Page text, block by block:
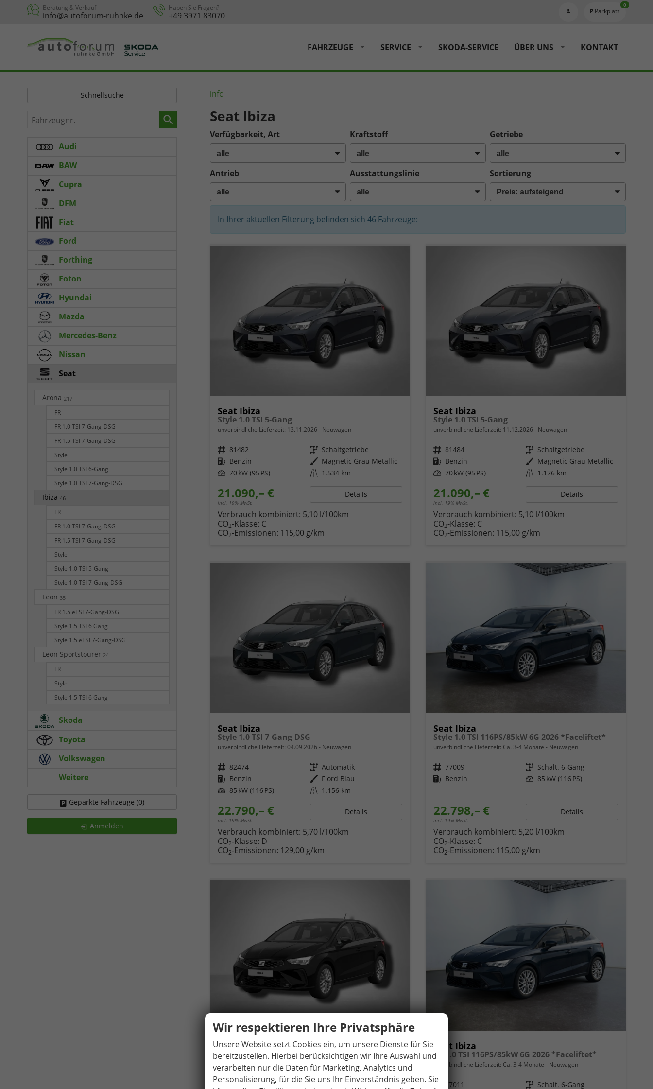
Beratung & Verkauf
info@autoforum-ruhnke.de
Haben Sie Fragen?
+49 3971 83070 Parkplatz
0
FAHRZEUGE SERVICE SKODA-SERVICE ÜBER UNS KONTAKT
info
Seat Ibiza
Verfügbarkeit, Art Kraftstoff Getriebe
Antrieb Ausstattungslinie Sortierung
In Ihrer aktuellen Filterung befinden sich 46 Fahrzeuge:
Seat Ibiza
Style 1.0 TSI 5-Gang
unverbindliche Lieferzeit: 13.11.2026 Neuwagen
Fahrzeugnr. 81482 Getriebe Schaltgetriebe
Kraftstoff Benzin Außenfarbe Magnetic Grau Metallic
Leistung 70 kW (95 PS) Kilometerstand 1.534 km
21.090,– €
incl. 19% MwSt.
Details
Verbrauch kombiniert: 5,10 l/100km
CO2-Klasse: C
CO2-Emissionen: 115,00 g/km
Seat Ibiza
Style 1.0 TSI 5-Gang
unverbindliche Lieferzeit: 11.12.2026 Neuwagen
Fahrzeugnr. 81484 Getriebe Schaltgetriebe
Kraftstoff Benzin Außenfarbe Magnetic Grau Metallic
Leistung 70 kW (95 PS) Kilometerstand 1.176 km
21.090,– €
incl. 19% MwSt.
Details
Verbrauch kombiniert: 5,10 l/100km
CO2-Klasse: C
CO2-Emissionen: 115,00 g/km
Seat Ibiza
Style 1.0 TSI 7-Gang-DSG
unverbindliche Lieferzeit: 04.09.2026 Neuwagen
Fahrzeugnr. 82474 Getriebe Automatik
Kraftstoff Benzin Außenfarbe Fiord Blau
Leistung 85 kW (116 PS) Kilometerstand 1.156 km
22.790,– €
incl. 19% MwSt.
Details
Verbrauch kombiniert: 5,70 l/100km
CO2-Klasse: D
CO2-Emissionen: 129,00 g/km
Seat Ibiza
Style 1.0 TSI 116PS/85kW 6G 2026 *Faceliftet*
unverbindliche Lieferzeit: Ca. 3-4 Monate Neuwagen
Fahrzeugnr. 77009 Getriebe Schalt. 6-Gang
Kraftstoff Benzin Leistung 85 kW (116 PS)
22.798,– €
incl. 19% MwSt.
Details
Verbrauch kombiniert: 5,20 l/100km
CO2-Klasse: C
CO2-Emissionen: 115,00 g/km
Seat Ibiza
Style 1.0 TSI 7-Gang-DSG
unverbindliche Lieferzeit:11.12.2026 Neuwagen
Fahrzeugnr. 81475 GetriebeAutomatik
Seat Ibiza
FR 1.0 TSI 116PS/85kW 6G 2026 *Faceliftet*
unverbindliche Lieferzeit: Ca. 3-4 Monate Neuwagen
Fahrzeugnr. 77011 Getriebe Schalt. 6-Gang
Schnellsuche
Fahrzeugnr.
Audi
BAW
Cupra
DFM
Fiat
Ford
Forthing
Foton
Hyundai
Mazda
Mercedes-Benz
Nissan
Seat
Arona 217
FR
FR 1.0 TSI 7-Gang-DSG
FR 1.5 TSI 7-Gang-DSG
Style
Style 1.0 TSI 6-Gang
Style 1.0 TSI 7-Gang-DSG
Ibiza 46
FR
FR 1.0 TSI 7-Gang-DSG
FR 1.5 TSI 7-Gang-DSG
Style
Style 1.0 TSI 5-Gang
Style 1.0 TSI 7-Gang-DSG
Leon 35
FR 1.5 eTSI 7-Gang-DSG
Style 1.5 TSI 6 Gang
Style 1.5 eTSI 7-Gang-DSG
Leon Sportstourer 24
FR
Style
Style 1.5 TSI 6 Gang
Skoda
Toyota
Volkswagen
Weitere
Geparkte Fahrzeuge (0)
Anmelden
Wir respektieren Ihre Privatsphäre
Unsere Website setzt Cookies ein, um unsere Dienste für Sie
bereitzustellen. Hierbei berücksichtigen wir Ihre Auswahl und
verarbeiten nur die Daten für Marketing, Analytics und
Personalisierung, für die Sie uns Ihr Einverständnis geben. Sie